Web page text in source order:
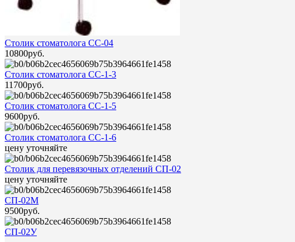
Столик стоматолога СС-04
10800руб.
Столик стоматолога СС-1-3
11700руб.
Столик стоматолога СС-1-5
9600руб.
Столик стоматолога СС-1-6
цену уточняйте
Столик для перевязочных отделений СП-02
цену уточняйте
СП-02М
9500руб.
СП-02У